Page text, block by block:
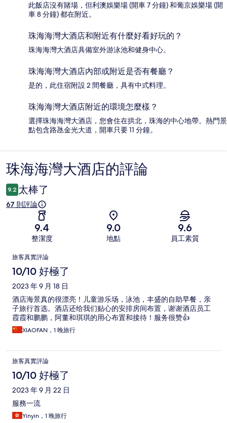
此飯店沒有賭場，但利澳娛樂場 (開車 7 分鐘) 和葡京娛樂場 (開
車 8 分鐘) 都在附近。
珠海海灣大酒店和附近有什麼好看好玩的？
珠海海灣大酒店具備室外游泳池和健身中心。
珠海海灣大酒店內部或附近是否有餐廳？
是的，此住宿附設 2 間餐廳，具有中式料理。
珠海海灣大酒店附近的環境怎麼樣？
選擇珠海海灣大酒店，您會住在拱北，珠海的中心地帶。熱門景
點包含路氹金光大道，開車只要 11 分鐘。
評
論
珠海海灣大酒店的評論
9.2 太棒了
67 則評論
9.4
整潔度
9.0
地點
9.6
員工素質
評
論
旅客真實評論
10/10 好極了
2023 年 9 月 18 日
酒店海景真的很漂亮！儿童游乐场，泳池，丰盛的自助早餐，亲
子旅行首选。酒店还给我们贴心的安排房间布置，谢谢酒店员工
霞霞和鹏鹏，阿董和琪琪的用心布置和接待！服务很赞👍
XIAOFAN，1 晚旅行
旅客真實評論
10/10 好極了
2023 年 9 月 22 日
服務一流
Yinyin，1 晚旅行